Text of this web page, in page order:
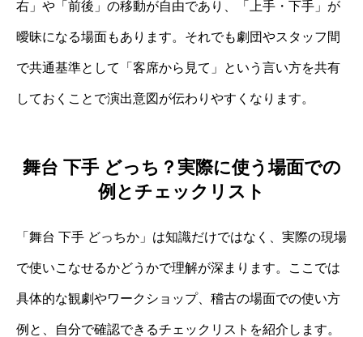
右」や「前後」の移動が自由であり、「上手・下手」が
曖昧になる場面もあります。それでも劇団やスタッフ間
で共通基準として「客席から見て」という言い方を共有
しておくことで演出意図が伝わりやすくなります。
舞台 下手 どっち？実際に使う場面での
例とチェックリスト
「舞台 下手 どっちか」は知識だけではなく、実際の現場
で使いこなせるかどうかで理解が深まります。ここでは
具体的な観劇やワークショップ、稽古の場面での使い方
例と、自分で確認できるチェックリストを紹介します。